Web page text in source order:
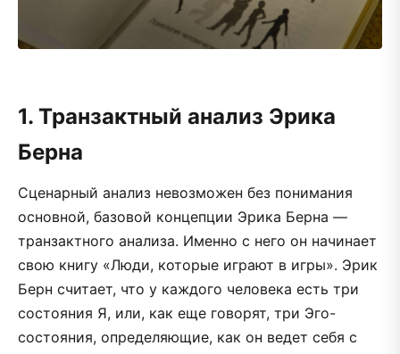
1. Транзактный анализ Эрика
Берна
Сценарный анализ невозможен без понимания
основной, базовой концепции Эрика Берна —
транзактного анализа. Именно с него он начинает
свою книгу «Люди, которые играют в игры». Эрик
Берн считает, что у каждого человека есть три
состояния Я, или, как еще говорят, три Эго-
состояния, определяющие, как он ведет себя с